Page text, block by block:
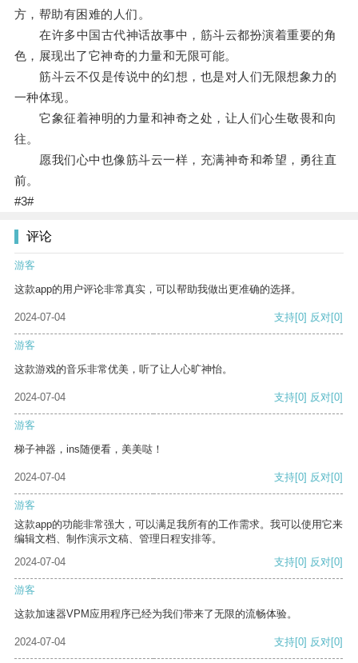
方，帮助有困难的人们。
在许多中国古代神话故事中，筋斗云都扮演着重要的角
色，展现出了它神奇的力量和无限可能。
筋斗云不仅是传说中的幻想，也是对人们无限想象力的
一种体现。
它象征着神明的力量和神奇之处，让人们心生敬畏和向
往。
愿我们心中也像筋斗云一样，充满神奇和希望，勇往直
前。
#3#
评论
游客
这款app的用户评论非常真实，可以帮助我做出更准确的选择。
2024-07-04 支持[0] 反对[0]
游客
这款游戏的音乐非常优美，听了让人心旷神怡。
2024-07-04 支持[0] 反对[0]
游客
梯子神器，ins随便看，美美哒！
2024-07-04 支持[0] 反对[0]
游客
这款app的功能非常强大，可以满足我所有的工作需求。我可以使用它来
编辑文档、制作演示文稿、管理日程安排等。
2024-07-04
支持[0] 反对[0]
游客
这款加速器VPM应用程序已经为我们带来了无限的流畅体验。
2024-07-04 支持[0] 反对[0]